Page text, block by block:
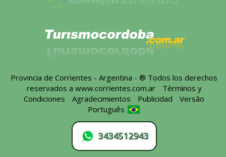
Provincia de Corrientes - Argentina - ® Todos los derechos
reservados a www.corrientes.com.ar- Términos y
Condiciones -Agradecimientos Publicidad -Versão
Português
3434512943